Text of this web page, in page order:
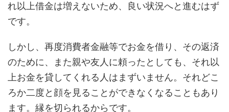
れ以上借金は増えないため、良い状況へと進むはず
です。
しかし、再度消費者金融等でお金を借り、その返済
のために、また親や友人に頼ったとしても、それ以
上お金を貸してくれる人はまずいません。それどこ
ろか二度と顔を見ることができなくなることもあり
ます。縁を切られるからです。